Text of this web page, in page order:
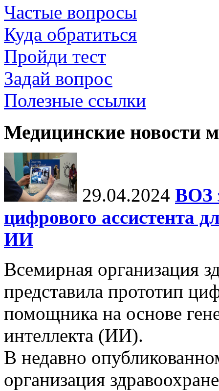
Частые вопросы
Куда обратиться
Пройди тест
Задай вопрос
Полезные ссылки
Медицинские новости
29.04.2024 ВОЗ
цифрового ассистента
ИИ
Всемирная организация
представила прототип
помощника на основе
интеллекта (ИИ).
В недавно
организация